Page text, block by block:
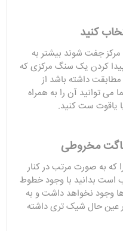
کنید
جفت شوند بیشتر به
کردن یک سنگ مرکزی که
داشته باشد از
توانید آن را به همراه
یاقوت ست کنید.
مخروطی
که به صورت مرتب در کنار
است بدانید با وجود خطوط
وجود نخواهد داشت و به
عین حال شیک تری داشته